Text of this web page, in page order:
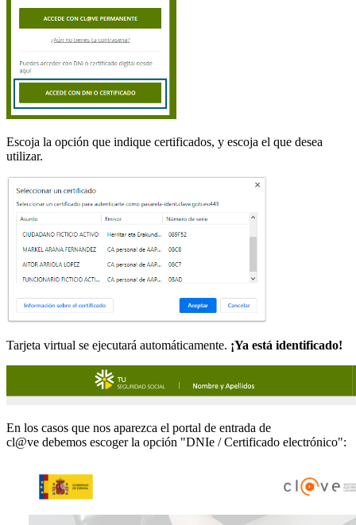
Escoja la opción que indique certificados, y escoja el que desea
utilizar.
Tarjeta virtual se ejecutará automáticamente. ¡Ya está identificado!
En los casos que nos aparezca el portal de entrada de
cl@ve debemos escoger la opción "DNIe / Certificado electrónico":